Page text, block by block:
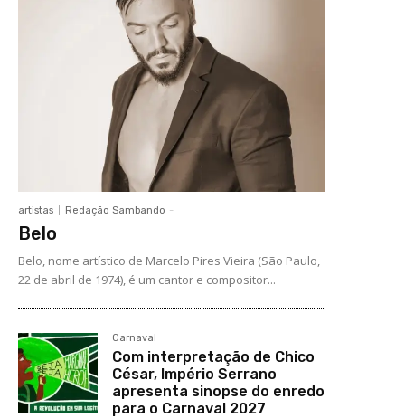
artistas Redação Sambando -
Belo
Belo, nome artístico de Marcelo Pires Vieira (São Paulo,
22 de abril de 1974), é um cantor e compositor...
Carnaval
Com interpretação de Chico
César, Império Serrano
apresenta sinopse do enredo
para o Carnaval 2027